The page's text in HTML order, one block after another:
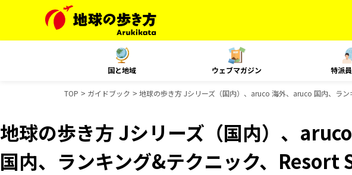
国と地域 ウェブマガジン 特派
TOP ガイドブック 地球の歩き方 Jシリーズ（国内）、aruco 海外、aruco 国内、ラ
地球の歩き方 Jシリーズ（国内）、
国内、ランキング&テクニック、Resort